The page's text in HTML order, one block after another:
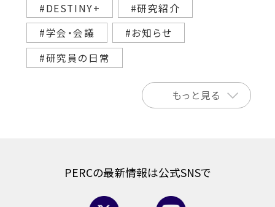
#DESTINY+
#研究紹介
#学会・会議
#お知らせ
#研究員の日常
もっと見る
PERCの最新情報は公式SNSで